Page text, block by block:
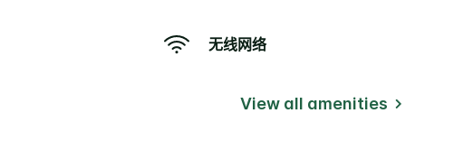
无线网络
View all amenities